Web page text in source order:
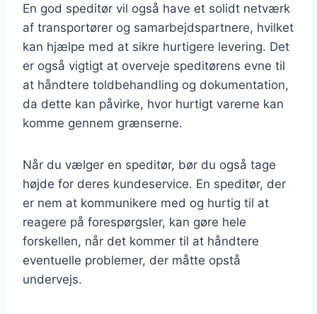
En god speditør vil også have et solidt netværk
af transportører og samarbejdspartnere, hvilket
kan hjælpe med at sikre hurtigere levering. Det
er også vigtigt at overveje speditørens evne til
at håndtere toldbehandling og dokumentation,
da dette kan påvirke, hvor hurtigt varerne kan
komme gennem grænserne.
Når du vælger en speditør, bør du også tage
højde for deres kundeservice. En speditør, der
er nem at kommunikere med og hurtig til at
reagere på forespørgsler, kan gøre hele
forskellen, når det kommer til at håndtere
eventuelle problemer, der måtte opstå
undervejs.